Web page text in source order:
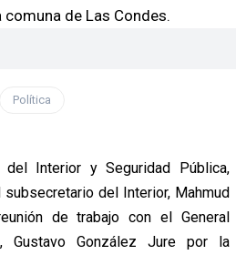
de Las Condes.
Política
Interior y Seguridad Pública,
del Interior, Mahmud
de trabajo con el General
Gustavo González Jure por la